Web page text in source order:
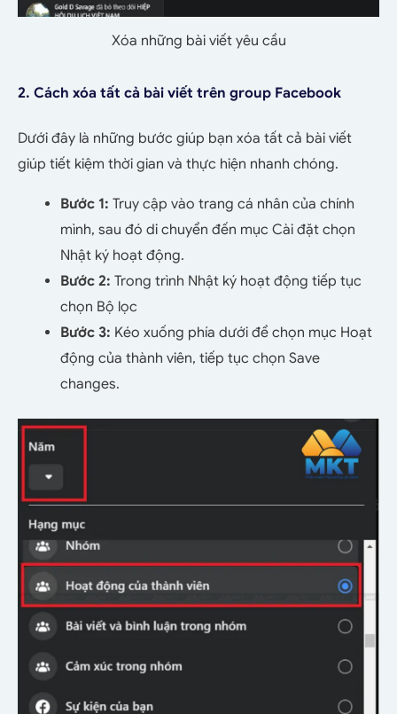
Xóa những bài viết yêu cầu
2. Cách xóa tất cả bài viết trên group Facebook
Dưới đây là những bước giúp bạn xóa tất cả bài viết
giúp tiết kiệm thời gian và thực hiện nhanh chóng.
Bước 1: Truy cập vào trang cá nhân của chính
mình, sau đó di chuyển đến mục Cài đặt chọn
Nhật ký hoạt động.
Bước 2: Trong trình Nhật ký hoạt động tiếp tục
chọn Bộ lọc
Bước 3: Kéo xuống phía dưới để chọn mục Hoạt
động của thành viên, tiếp tục chọn Save
changes.